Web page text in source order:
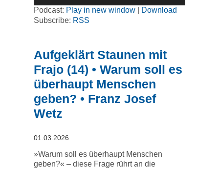
Podcast: Play in new window|
Download
Subscribe: RSS
Aufgeklärt Staunen mit
Frajo (14) • Warum soll es
überhaupt Menschen
geben? • Franz Josef
Wetz
01.03.2026
»Warum soll es überhaupt Menschen
geben?« – diese Frage rührt an die